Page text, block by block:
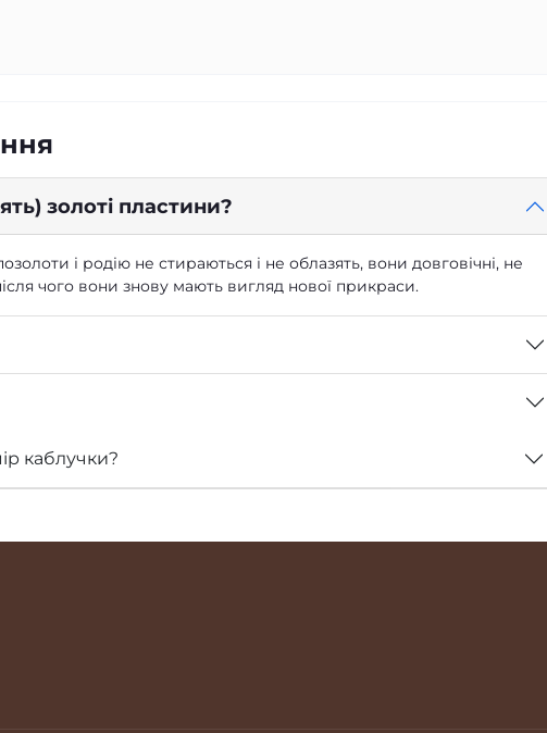
золоті пластини?
і родію не стираються і не облазять, вони довговічні, не
чого вони знову мають вигляд нової прикраси.
каблучки?